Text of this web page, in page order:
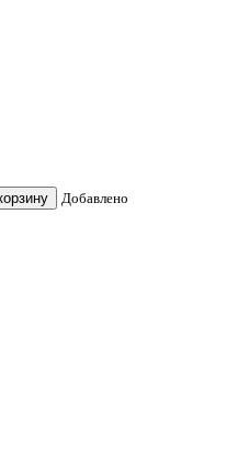
Добавлено